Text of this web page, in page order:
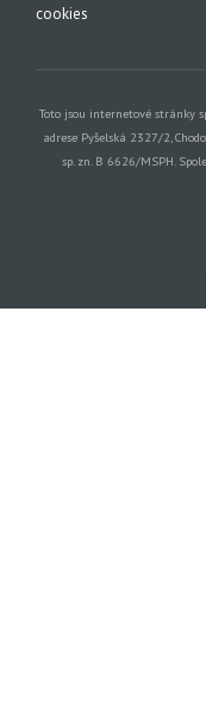
cookies
Toto jsou internetové stránky
adrese Pyšelská 2327/2,
sp. zn. B 6626/MSPH.